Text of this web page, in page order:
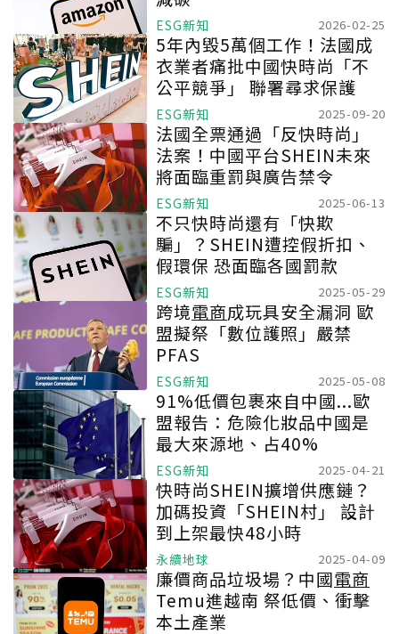
ESG新知 2026-02-25
5年內毀5萬個工作！法國成
衣業者痛批中國快時尚「不
公平競爭」 聯署尋求保護
ESG新知 2025-09-20
法國全票通過「反快時尚」
法案！中國平台SHEIN未來
將面臨重罰與廣告禁令
ESG新知 2025-06-13
不只快時尚還有「快欺
騙」？SHEIN遭控假折扣、
假環保 恐面臨各國罰款
ESG新知 2025-05-29
跨境電商成玩具安全漏洞 歐
盟擬祭「數位護照」嚴禁
PFAS
ESG新知 2025-05-08
91%低價包裹來自中國...歐
盟報告：危險化妝品中國是
最大來源地、占40%
ESG新知 2025-04-21
快時尚SHEIN擴增供應鏈？
加碼投資「SHEIN村」 設計
到上架最快48小時
永續地球 2025-04-09
廉價商品垃圾場？中國電商
Temu進越南 祭低價、衝擊
本土產業